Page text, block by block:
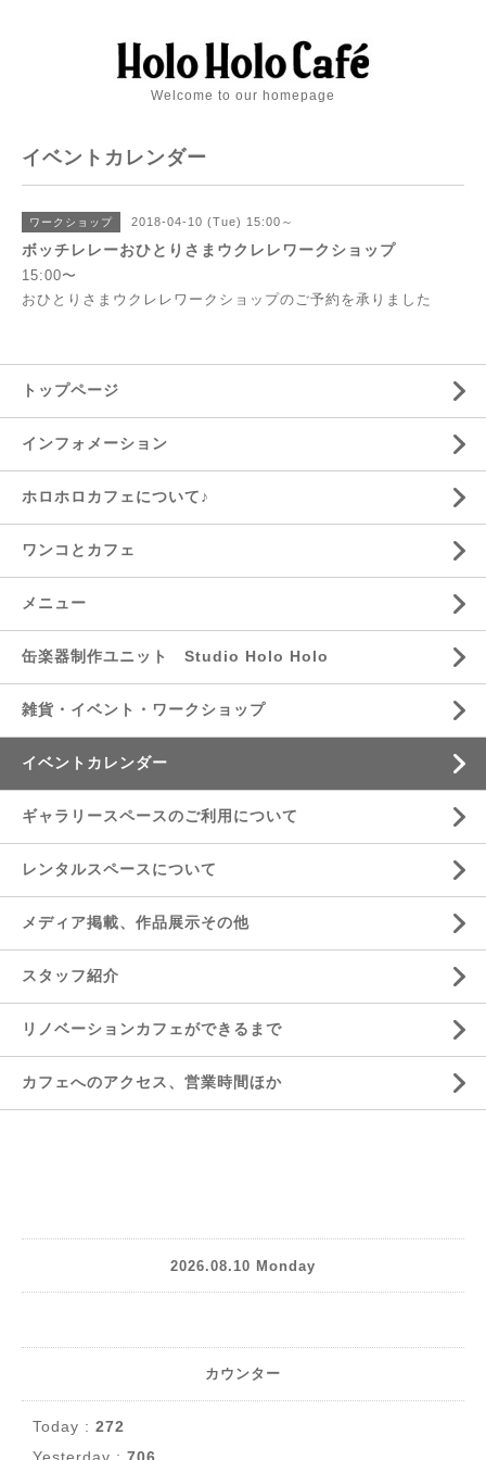
Welcome to our homepage
イベントカレンダー
ワークショップ 2018-04-10 (Tue) 15:00～
ボッチレレーおひとりさまウクレレワークショップ
15:00〜
おひとりさまウクレレワークショップのご予約を承りました
トップページ
インフォメーション
ホロホロカフェについて♪
ワンコとカフェ
メニュー
缶楽器制作ユニット Studio Holo Holo
雑貨・イベント・ワークショップ
イベントカレンダー
ギャラリースペースのご利用について
レンタルスペースについて
メディア掲載、作品展示その他
スタッフ紹介
リノベーションカフェができるまで
カフェへのアクセス、営業時間ほか
2026.08.10 Monday
カウンター
Today : 272